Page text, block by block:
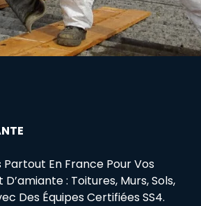
En France Pour Vos
D’amiante : Toitures, Murs, Sols,
Des Équipes Certifiées SS4.